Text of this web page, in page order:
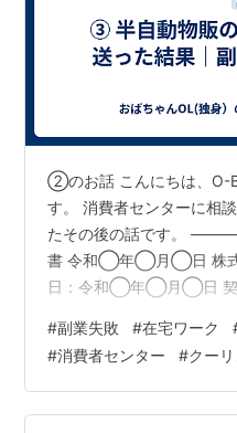
②のお話 こんにちは、O-
す。 消費者センターに相
たその後の話です。 ———
書 令和◯年◯月◯日 株
日：令和◯年◯月◯日 契
間） （内容省略）——— 正
した。 送付先は契約書に
はシェアオフィス。 配達
なし 「あ、これ無視され
#副業失敗 #在宅ワーク
#消費者センター #クー